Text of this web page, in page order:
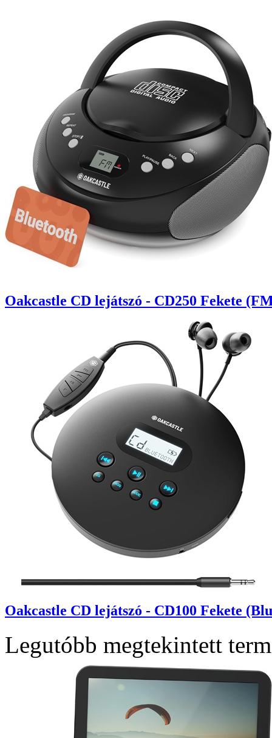
Oakcastle CD lejátszó - CD250 Fekete
Oakcastle CD lejátszó - CD100 Fekete
Legutóbb megtekintett